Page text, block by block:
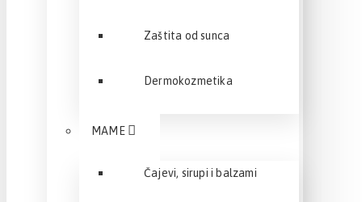
Zaštita od sunca
Dermokozmetika
MAME
Čajevi, sirupi i balzami